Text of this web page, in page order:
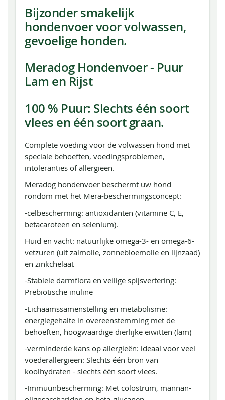
Bijzonder smakelijk
hondenvoer voor volwassen,
gevoelige honden.
Meradog Hondenvoer - Puur
Lam en Rijst
100 % Puur: Slechts één soort
vlees en één soort graan.
Complete voeding voor de volwassen hond met
speciale behoeften, voedingsproblemen,
intoleranties of allergieën.
Meradog hondenvoer beschermt uw hond
rondom met het Mera-beschermingsconcept:
-celbescherming: antioxidanten (vitamine C, E,
betacaroteen en selenium).
Huid en vacht: natuurlijke omega-3- en omega-6-
vetzuren (uit zalmolie, zonnebloemolie en lijnzaad)
en zinkchelaat
-Stabiele darmflora en veilige spijsvertering:
Prebiotische inuline
-Lichaamssamenstelling en metabolisme:
energiegehalte in overeenstemming met de
behoeften, hoogwaardige dierlijke eiwitten (lam)
-verminderde kans op allergieën: ideaal voor veel
voederallergieën: Slechts één bron van
koolhydraten - slechts één soort vlees.
-Immuunbescherming: Met colostrum, mannan-